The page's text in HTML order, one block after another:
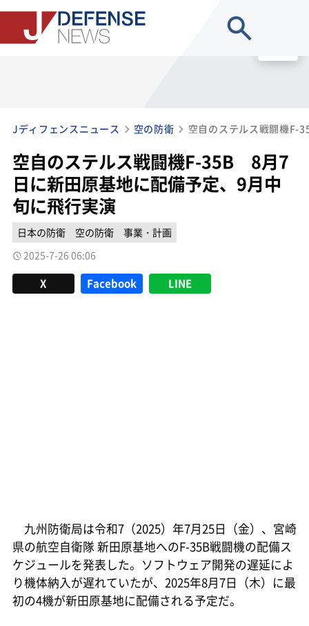
Jディフェンスニュース 空の防衛
空自のステルス戦闘機F-35B 8月7
日に新田原基地に配備予定、9月中
旬に飛行実演
日本の防衛 空の防衛
事業・計画
2025-7-26 06:06
X Facebook LINE
九州防衛局は令和7（2025）年7月25日（金）、宮崎
県の航空自衛隊 新田原基地へのF-35B戦闘機の配備ス
ケジュールを発表した。ソフトウェア開発の遅延によ
り機体納入が遅れていたが、2025年8月7日（木）に最
初の4機が新田原基地に配備される予定だ。